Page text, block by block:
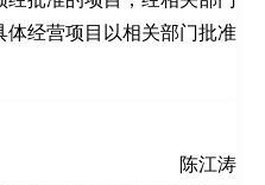
经营项目以相关部门批准
陈江涛